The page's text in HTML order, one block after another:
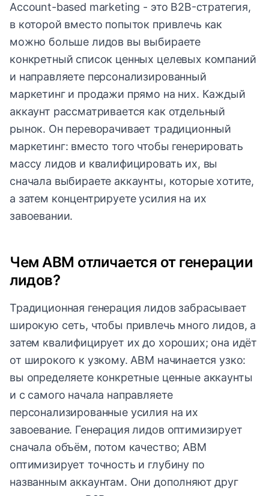
Account-based marketing - это B2B-стратегия,
в которой вместо попыток привлечь как
можно больше лидов вы выбираете
конкретный список ценных целевых компаний
и направляете персонализированный
маркетинг и продажи прямо на них. Каждый
аккаунт рассматривается как отдельный
рынок. Он переворачивает традиционный
маркетинг: вместо того чтобы генерировать
массу лидов и квалифицировать их, вы
сначала выбираете аккаунты, которые хотите,
а затем концентрируете усилия на их
завоевании.
Чем ABM отличается от генерации
лидов?
Традиционная генерация лидов забрасывает
широкую сеть, чтобы привлечь много лидов, а
затем квалифицирует их до хороших; она идёт
от широкого к узкому. ABM начинается узко:
вы определяете конкретные ценные аккаунты
и с самого начала направляете
персонализированные усилия на их
завоевание. Генерация лидов оптимизирует
сначала объём, потом качество; ABM
оптимизирует точность и глубину по
названным аккаунтам. Они дополняют друг